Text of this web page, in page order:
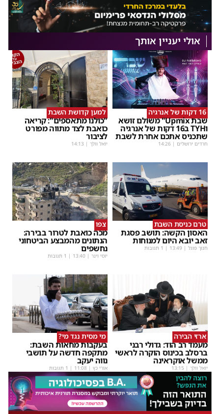
אולי יעניין אותך
16 דקות של אנרגיה
שבת Upmix" משולם זושא
וTYH ב16 דקות של אנרגיה
שתכניס אתכם אחרת לשבת
חרדים ירושלים |
14:26
למען קדושת השבת
"כולנו מתאספים": קריאה
כואבת לצד מתווה מפורט
לציבור
יואל וולך |
14:13
טרם כניסת השבת
האסון הקשה: תושב פסגת
זאב יובא היום למנוחות
חנוך פוגל |
13:49 | 1 תגובות
צפו
מכה כואבת לטרור בבירה:
הנתונים מהמבצע הביטחוני
נחשפים
יוסי וינר |
13:40 | 1 תגובות
ארזי הבירה
מעמד רב הוד: גדולי רבני
ברסלב בכינוס הוקרה לראשי
ממשל אוקראינה
יואל וולך |
13:15
מי מסית נגד מי?
בעקבות מחאות השבת:
מתקפה חדשה על תושבי
נווה יעקב
אורי כץ |
11:08 | 1 תגובות